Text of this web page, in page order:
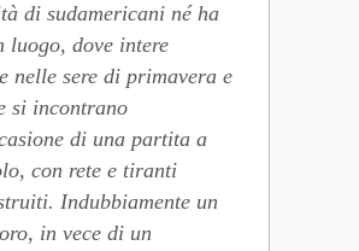
di sudamericani né ha
luogo, dove intere
nelle sere di primavera e
si incontrano
di una partita a
con rete e tiranti
Indubbiamente un
in vece di un